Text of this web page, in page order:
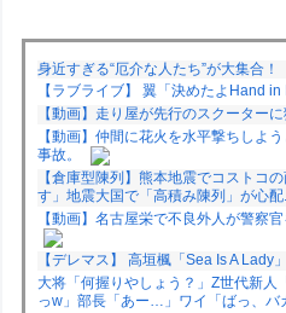
身近すぎる“厄介な人たち”が大集合！
【ラブライブ】 翼「決めたよHand in
【動画】走り屋が先行のスクーター
【動画】仲間に花火を水平撃ちしよ
事故。
【倉庫型陳列】熊本地震でコストコ
す」地震大国で「高積み陳列」が心
【動画】名古屋栄で不良外人が警察
【デレマス】 高垣楓「Sea Is A Lady」
大将「何握りやしょう？」Z世代新人
っw」部長「あー…」ワイ「ばっ、バ